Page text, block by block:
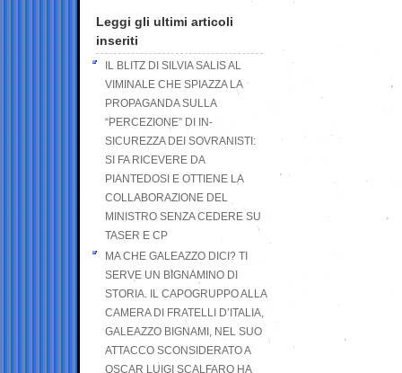
Leggi gli ultimi articoli
inseriti
IL BLITZ DI SILVIA SALIS AL
VIMINALE CHE SPIAZZA LA
PROPAGANDA SULLA
“PERCEZIONE” DI IN-
SICUREZZA DEI SOVRANISTI:
SI FA RICEVERE DA
PIANTEDOSI E OTTIENE LA
COLLABORAZIONE DEL
MINISTRO SENZA CEDERE SU
TASER E CP
MA CHE GALEAZZO DICI? TI
SERVE UN BIGNAMINO DI
STORIA. IL CAPOGRUPPO ALLA
CAMERA DI FRATELLI D’ITALIA,
GALEAZZO BIGNAMI, NEL SUO
ATTACCO SCONSIDERATO A
OSCAR LUIGI SCALFARO HA